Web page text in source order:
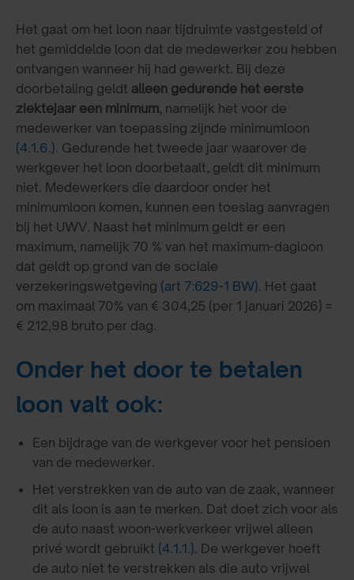
Het gaat om het loon naar tijdruimte vastgesteld of
het gemiddelde loon dat de medewerker zou hebben
ontvangen wanneer hij had gewerkt. Bij deze
doorbetaling geldt alleen gedurende het eerste
ziektejaar een minimum, namelijk het voor de
medewerker van toepassing zijnde minimumloon
(4.1.6.). Gedurende het tweede jaar waarover de
werkgever het loon doorbetaalt, geldt dit minimum
niet. Medewerkers die daardoor onder het
minimumloon komen, kunnen een toeslag aanvragen
bij het UWV. Naast het minimum geldt er een
maximum, namelijk 70 % van het maximum-dagloon
dat geldt op grond van de sociale
verzekeringswetgeving (art 7:629-1 BW). Het gaat
om maximaal 70% van € 304,25 (per 1 januari 2026) =
€ 212,98 bruto per dag.
Onder het door te betalen
loon valt ook:
Een bijdrage van de werkgever voor het pensioen
van de medewerker.
Het verstrekken van de auto van de zaak, wanneer
dit als loon is aan te merken. Dat doet zich voor als
de auto naast woon-werkverkeer vrijwel alleen
privé wordt gebruikt (4.1.1.). De werkgever hoeft
de auto niet te verstrekken als die auto vrijwel